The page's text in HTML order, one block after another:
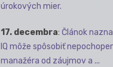
úrokových mier.
17. decembra: Článok
IQ môže spôsobiť
manažéra od záujmov a ...